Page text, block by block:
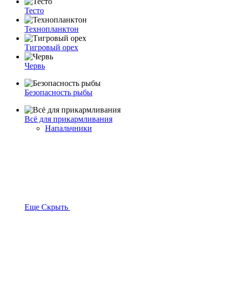
Тесто
Технопланктон
Тигровый орех
Червь
Безопасность рыбы
Всё для прикармливания
Напальчники
Еще Скрыть